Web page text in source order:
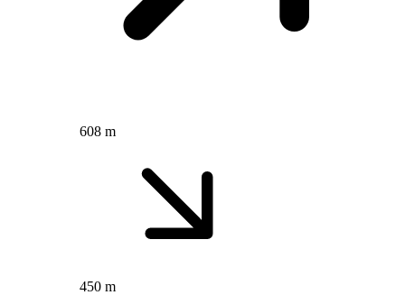
608 m
450 m